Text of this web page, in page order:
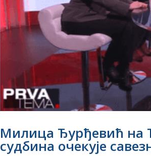
Милица Ђурђевић на
судбина очекује